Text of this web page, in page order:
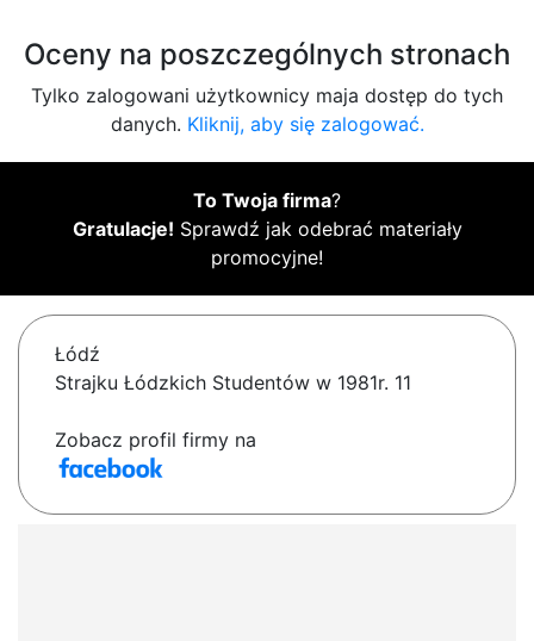
Oceny na poszczególnych stronach
Tylko zalogowani użytkownicy maja dostęp do tych
danych. Kliknij, aby się zalogować.
To Twoja firma?
Gratulacje! Sprawdź jak odebrać materiały
promocyjne!
Łódź
Strajku Łódzkich Studentów w 1981r. 11
Zobacz profil firmy na